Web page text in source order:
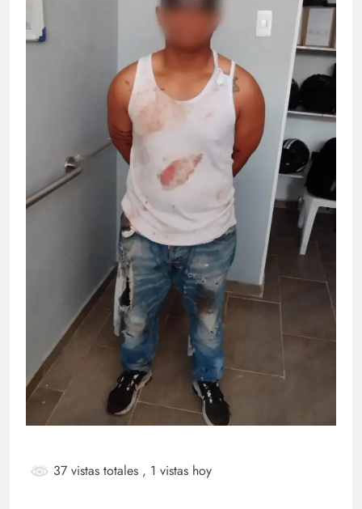
37 vistas totales , 1 vistas hoy